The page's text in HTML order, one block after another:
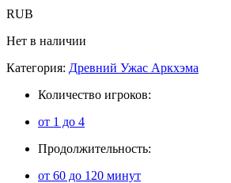
RUB
Нет в наличии
Категория: Древний Ужас Аркхэма
Количество игроков:
от 1 до 4
Продолжительность:
от 60 до 120 минут